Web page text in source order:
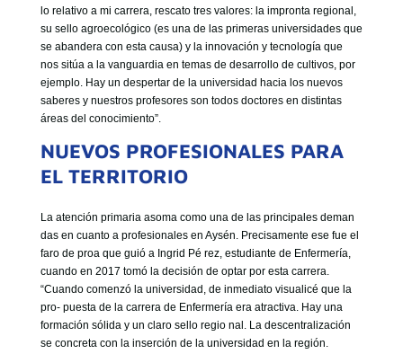
lo relativo a mi carrera, rescato tres valores: la impronta regional,
su sello agroecológico (es una de las primeras universidades que
se abandera con esta causa) y la innovación y tecnología que
nos sitúa a la vanguardia en temas de desarrollo de cultivos, por
ejemplo. Hay un despertar de la universidad hacia los nuevos
saberes y nuestros profesores son todos doctores en distintas
áreas del conocimiento”.
NUEVOS PROFESIONALES PARA
EL TERRITORIO
La atención primaria asoma como una de las principales deman
das en cuanto a profesionales en Aysén. Precisamente ese fue el
faro de proa que guió a Ingrid Pé rez, estudiante de Enfermería,
cuando en 2017 tomó la decisión de optar por esta carrera.
“Cuando comenzó la universidad, de inmediato visualicé que la
pro- puesta de la carrera de Enfermería era atractiva. Hay una
formación sólida y un claro sello regio nal. La descentralización
se concreta con la inserción de la universidad en la región.